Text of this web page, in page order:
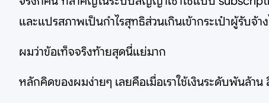
และแปรสภาพเป็นกำไรสุทธิส่วนเกินเข้ากระเป๋าผู้รับจ้
ผมว่าข้อเท็จจริงท้ายสุดนี่แย่มาก
หลักคิดของผมง่ายๆ เลยคือเมื่อเราใช้เงินระดับพันล้